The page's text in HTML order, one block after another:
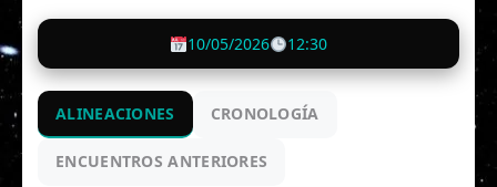
10/05/2026 12:30
ALINEACIONES CRONOLOGÍA
ENCUENTROS ANTERIORES